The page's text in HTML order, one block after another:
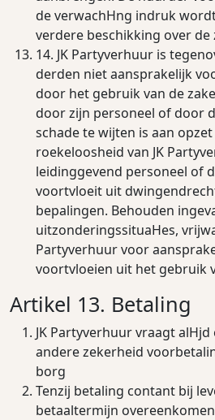
de verwachHng indruk
verdere beschikking over de
14. JK Partyverhuur is
derden niet aansprakelijk
door het gebruik van de
door zijn personeel of door
schade te wijten is aan
roekeloosheid van JK
leidinggevend personeel of
voortvloeit uit
bepalingen. Behouden
uitzonderingssituaHes,
Partyverhuur voor
voortvloeien uit het gebruik
Artikel 13. Betaling
JK Partyverhuur vraagt
andere zekerheid
borg
Tenzij betaling contant bij
betaaltermijn